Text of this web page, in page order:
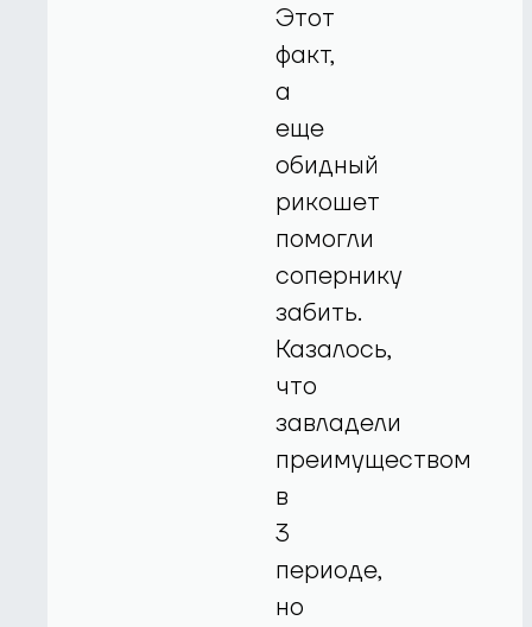
Этот
факт,
а
еще
обидный
рикошет
помогли
сопернику
забить.
Казалось,
что
завладели
преимуществом
в
3
периоде,
но